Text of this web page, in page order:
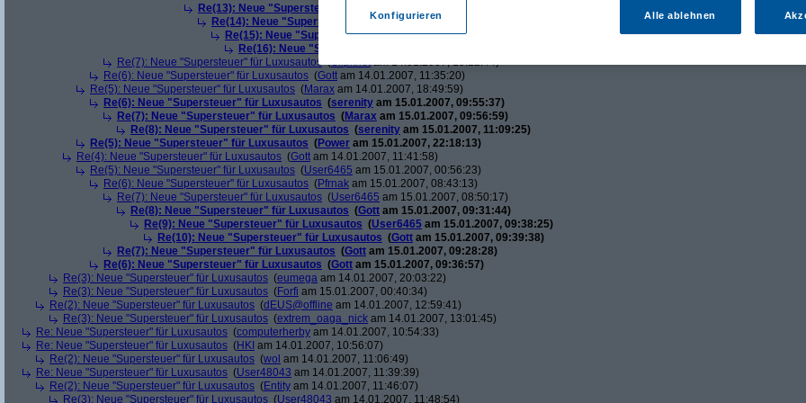
Re(13): Neue "Supersteuer" für Luxusautos
Re(14): Neue "Supersteuer" für Luxusautos(
Re(15): Neue "Supersteuer" für Luxusautos(wol
Re(16): Neue "Supersteuer" für Luxusautos
Re(7): Neue "Supersteuer" für Luxusautos(Slipknotam 14.01.2007, 15:12:44)
Re(6): Neue "Supersteuer" für Luxusautos (Gott am 14.01.2007, 11:35:20)
Re(5): Neue "Supersteuer" für Luxusautos (Marax am 14.01.2007, 18:49:59)
Re(6): Neue "Supersteuer" für Luxusautos (serenity am 15.01.2007, 09:55:37)
Re(7): Neue "Supersteuer" für Luxusautos (Marax am 15.01.2007, 09:56:59)
Re(8): Neue "Supersteuer" für Luxusautos (serenity am 15.01.2007, 11:09:25)
Re(5): Neue "Supersteuer" für Luxusautos (Power am 15.01.2007, 22:18:13)
Re(4): Neue "Supersteuer" für Luxusautos (Gott am 14.01.2007, 11:41:58)
Re(5): Neue "Supersteuer" für Luxusautos (User6465 am 15.01.2007, 00:56:23)
Re(6): Neue "Supersteuer" für Luxusautos (Pfrnak am 15.01.2007, 08:43:13)
Re(7): Neue "Supersteuer" für Luxusautos (User6465 am 15.01.2007, 08:50:17)
Re(8): Neue "Supersteuer" für Luxusautos (Gott am 15.01.2007, 09:31:44)
Re(9): Neue "Supersteuer" für Luxusautos (User6465 am 15.01.2007, 09:38:25)
Re(10): Neue "Supersteuer" für Luxusautos (Gott am 15.01.2007, 09:39:38)
Re(7): Neue "Supersteuer" für Luxusautos (Gott am 15.01.2007, 09:28:28)
Re(6): Neue "Supersteuer" für Luxusautos (Gott am 15.01.2007, 09:36:57)
Re(3): Neue "Supersteuer" für Luxusautos (eumega am 14.01.2007, 20:03:22)
Re(3): Neue "Supersteuer" für Luxusautos (Forfi am 15.01.2007, 00:40:34)
Re(2): Neue "Supersteuer" für Luxusautos (dEUS@offline am 14.01.2007, 12:59:41)
Re(3): Neue "Supersteuer" für Luxusautos (extrem_oaga_nick am 14.01.2007, 13:01:45)
Re: Neue "Supersteuer" für Luxusautos (computerherby am 14.01.2007, 10:54:33)
Re: Neue "Supersteuer" für Luxusautos (HKI am 14.01.2007, 10:56:07)
Re(2): Neue "Supersteuer" für Luxusautos (wol am 14.01.2007, 11:06:49)
Re: Neue "Supersteuer" für Luxusautos (User48043 am 14.01.2007, 11:39:39)
Re(2): Neue "Supersteuer" für Luxusautos (Entity am 14.01.2007, 11:46:07)
Re(3): Neue "Supersteuer" für Luxusautos (User48043 am 14.01.2007, 11:48:54)
Konfigurieren Alle ablehnen